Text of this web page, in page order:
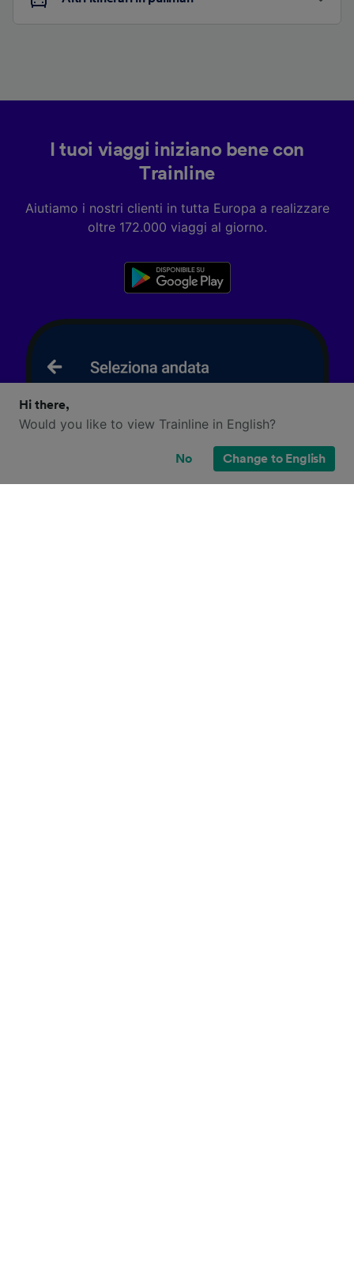
I tuoi viaggi iniziano bene con
Trainline
Aiutiamo i nostri clienti in tutta Europa a realizzare
oltre 172.000 viaggi al giorno.
Hi there,
Would you like to view Trainline in English?
No Change to English